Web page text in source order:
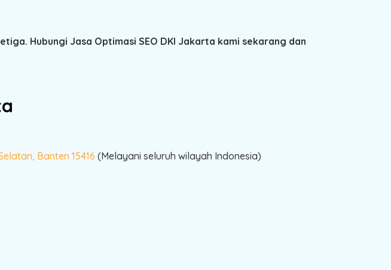
Hubungi Jasa Optimasi SEO DKI Jakarta kami sekarang dan
Banten 15416 (Melayani seluruh wilayah Indonesia)